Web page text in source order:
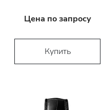
Цена по запросу
Купить